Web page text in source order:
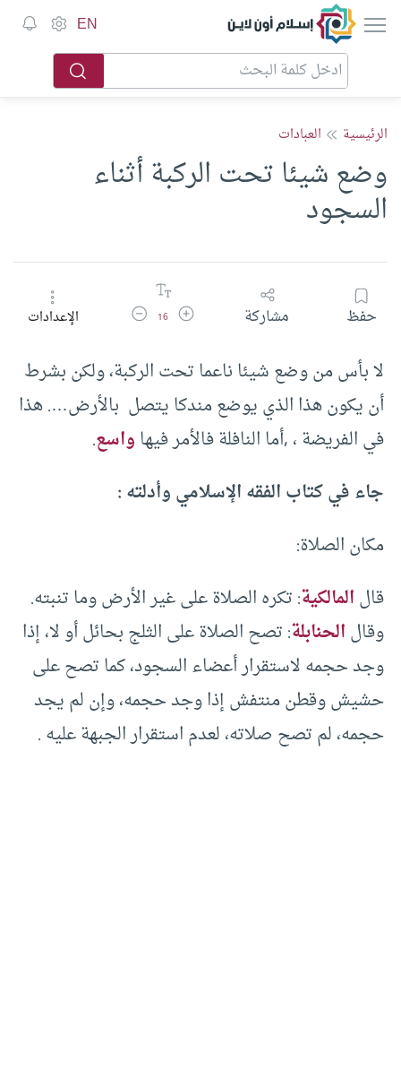
إسلام أون لاين EN
الرئيسية العبادات
وضع شيئا تحت الركبة أثناء
السجود
حفظ مشاركة زيادة حجم الخط
16 تقليل حجم الخطالإعدادات
لا بأس من وضع شيئا ناعما تحت الركبة، ولكن بشرط
أن يكون هذا الذي يوضع مندكا يتصل بالأرض…. هذا
في الفريضة ، ,أما النافلة فالأمر فيهاواسع.
جاء في كتاب الفقه الإسلامي وأدلته :
مكان الصلاة:
قالالمالكية: تكره الصلاة على غير الأرض وما تنبته.
وقالالحنابلة: تصح الصلاة على الثلج بحائل أو لا، إذا
وجد حجمه لاستقرار أعضاء السجود، كما تصح على
حشيش وقطن منتفش إذا وجد حجمه، وإن لم يجد
حجمه، لم تصح صلاته، لعدم استقرار الجبهة عليه .